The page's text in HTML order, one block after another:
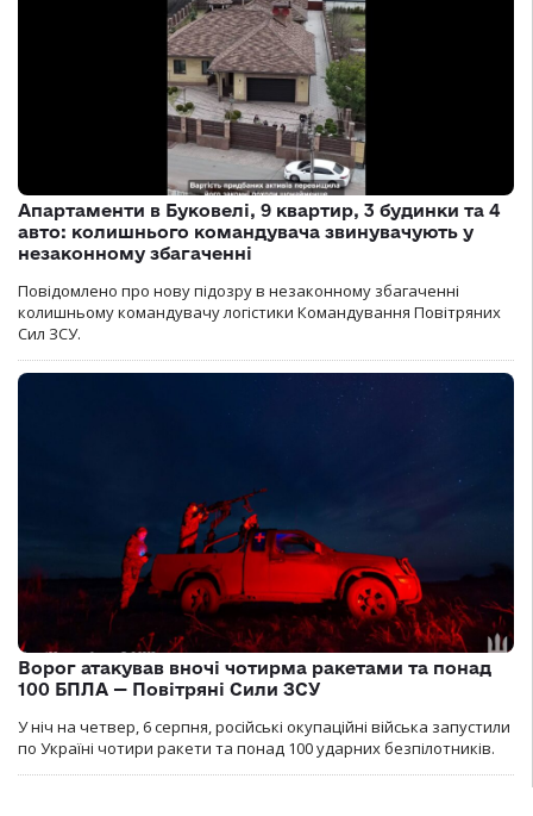
Апартаменти в Буковелі, 9 квартир, 3 будинки та 4
авто: колишнього командувача звинувачують у
незаконному збагаченні
Повідомлено про нову підозру в незаконному збагаченні
колишньому командувачу логістики Командування Повітряних
Сил ЗСУ.
Ворог атакував вночі чотирма ракетами та понад
100 БПЛА — Повітряні Сили ЗСУ
У ніч на четвер, 6 серпня, російські окупаційні війська запустили
по Україні чотири ракети та понад 100 ударних безпілотників.